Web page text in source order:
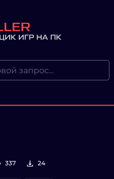
337 24